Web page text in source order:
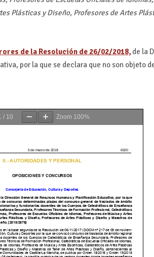
Plásticas y Diseño, Profesores de Artes
de la Resolución de 26/02/2018, de la
por la que se declara que no son objeto
/ 10 Zoom 100%